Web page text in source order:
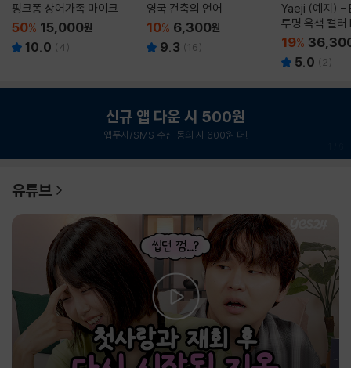
핑크퐁 상어가족 마이크
50% 15,000원
10.0 (4)
영국 건축의 언어
10% 6,300원
9.3 (16)
Yaeji (예지) -
투명 옥색 컬
19%
5.0 ( 2)
신규 앱 다운 시 500원
앱푸시/SMS 수신 동의 시 600원 더!
유튜브